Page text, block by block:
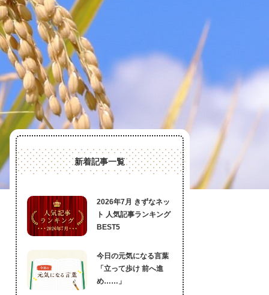
新着記事一覧
2026年7月 きずなネッ
ト 人気記事ランキング
BEST5
今日の元気になる言葉
「立って歩け 前へ進
め……」